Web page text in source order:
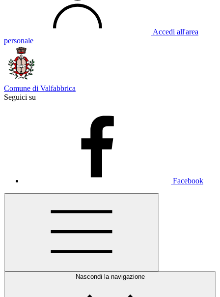
Accedi all'area
personale
Comune di Valfabbrica
Seguici su
Facebook
Nascondi la navigazione